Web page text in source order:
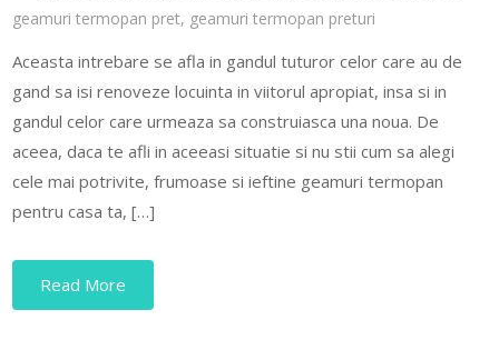
geamuri termopan pret, geamuri termopan preturi
Aceasta intrebare se afla in gandul tuturor celor care au de
gand sa isi renoveze locuinta in viitorul apropiat, insa si in
gandul celor care urmeaza sa construiasca una noua. De
aceea, daca te afli in aceeasi situatie si nu stii cum sa alegi
cele mai potrivite, frumoase si ieftine geamuri termopan
pentru casa ta, […]
Read More